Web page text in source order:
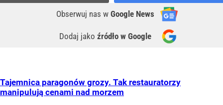
Obserwuj nas w Google News
Dodaj jako źródło w Google
Tajemnica paragonów grozy. Tak restauratorzy
manipulują cenami nad morzem